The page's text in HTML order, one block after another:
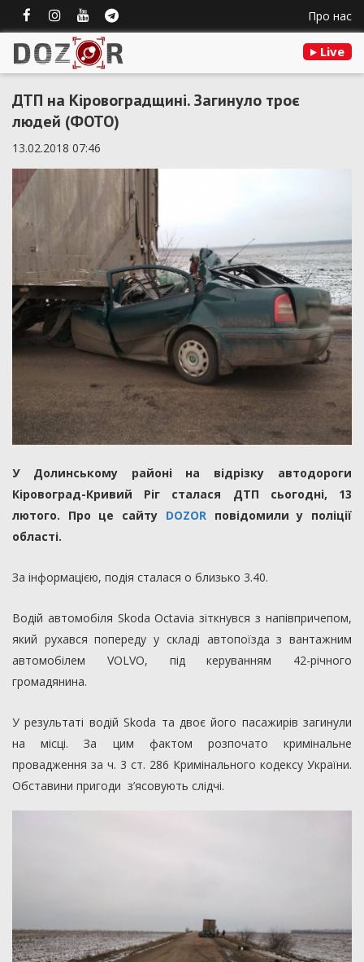
Про нас
Live
ДТП на Кіровоградщині. Загинуло троє
людей (ФОТО)
13.02.2018 07:46
У Долинському районі на відрізку автодороги
Кіровоград-Кривий Ріг сталася ДТП сьогодні, 13
лютого. Про це сайту DOZOR повідомили у поліції
області.
За інформацією, подія сталася о близько 3.40.
Водій автомобіля Skoda Octavia зіткнувся з напівпричепом,
який рухався попереду у складі автопоїзда з вантажним
автомобілем VOLVO, під керуванням 42-річного
громадянина.
У результаті водій Skoda та двоє його пасажирів загинули
на місці. За цим фактом розпочато кримінальне
провадження за ч. 3 ст. 286 Кримінального кодексу України.
Обставини пригоди з’ясовують слідчі.